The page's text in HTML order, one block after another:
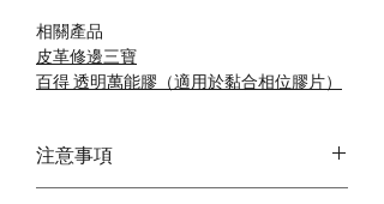
相關產品
皮革修邊三寶
百得 透明萬能膠（適用於黏合相位膠片）
注意事項